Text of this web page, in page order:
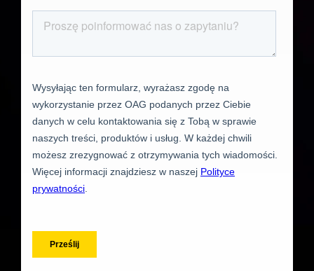
Deutsch
Français
Arabski (
العربية